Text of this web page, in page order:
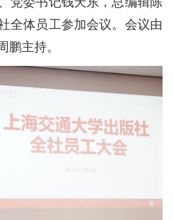
党委书记钱天东，总编辑陈
全体员工参加会议。会议由
鹏主持。